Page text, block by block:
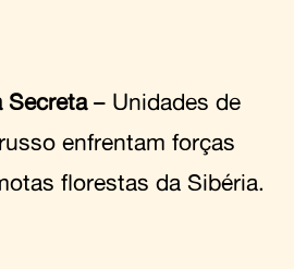
Secreta– Unidades de
enfrentam forças
florestas da Sibéria.